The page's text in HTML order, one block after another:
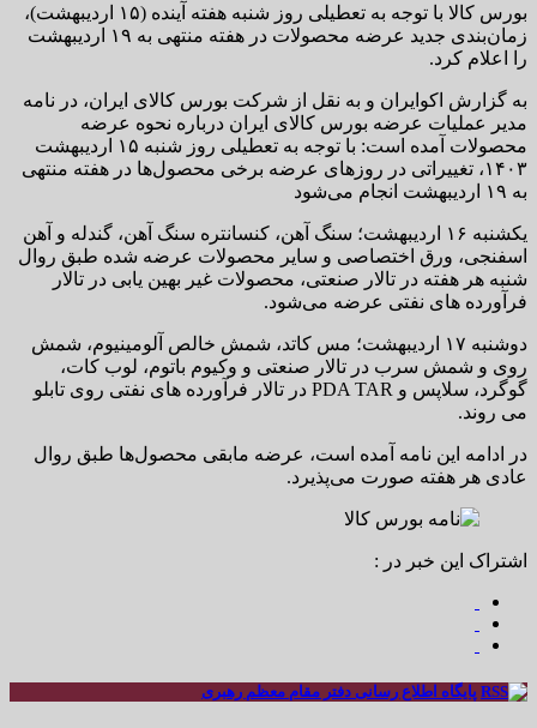
بورس کالا با توجه به تعطیلی روز شنبه هفته آینده (۱۵ اردیبهشت)،
زمان‌بندی جدید عرضه محصولات در هفته منتهی به ۱۹ اردیبهشت
را اعلام کرد.
به گزارش اکوایران و به نقل از شرکت بورس کالای ایران، در نامه
مدیر عملیات عرضه بورس کالای ایران درباره نحوه عرضه
محصولات آمده است: با توجه به تعطیلی روز شنبه ۱۵ اردیبهشت
۱۴۰۳، تغییراتی در روزهای عرضه برخی محصول‌ها در هفته منتهی
به ۱۹ اردیبهشت انجام می‌شود
یکشنبه ۱۶ اردیبهشت؛ سنگ آهن، کنسانتره سنگ آهن، گندله و آهن
اسفنجی، ورق اختصاصی و سایر محصولات عرضه شده طبق روال
شنبه هر هفته در تالار صنعتی، محصولات غیر بهین یابی در تالار
فرآورده های نفتی عرضه می‌شود.
دوشنبه ۱۷ اردیبهشت؛ مس کاتد، شمش خالص آلومینیوم، شمش
روی و شمش سرب در تالار صنعتی و وکیوم باتوم، لوب کات،
گوگرد، سلاپس و PDA TAR در تالار فرآورده های نفتی روی تابلو
می روند.
در ادامه این نامه آمده است، عرضه مابقی محصول‌ها طبق روال
عادی هر هفته صورت می‌پذیرد.
اشتراک این خبر در :
پایگاه اطلاع رسانی دفتر مقام معظم رهبری